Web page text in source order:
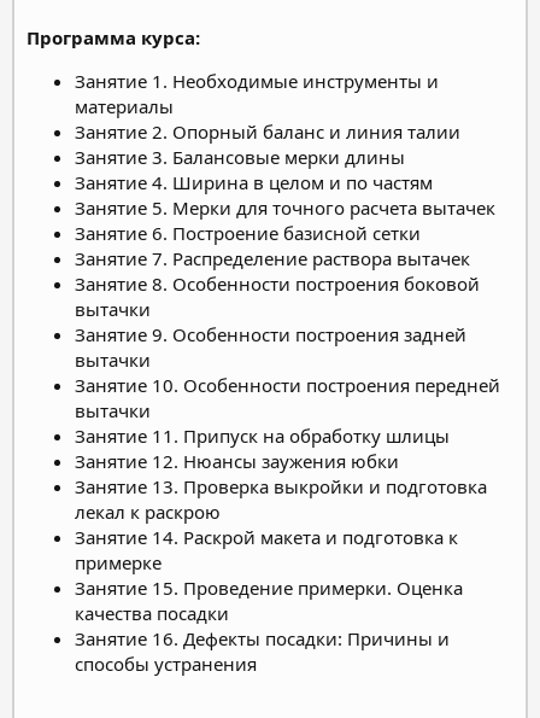
Программа курса:
Занятие 1. Необходимые инструменты и
материалы
Занятие 2. Опорный баланс и линия талии
Занятие 3. Балансовые мерки длины
Занятие 4. Ширина в целом и по частям
Занятие 5. Мерки для точного расчета вытачек
Занятие 6. Построение базисной сетки
Занятие 7. Распределение раствора вытачек
Занятие 8. Особенности построения боковой
вытачки
Занятие 9. Особенности построения задней
вытачки
Занятие 10. Особенности построения передней
вытачки
Занятие 11. Припуск на обработку шлицы
Занятие 12. Нюансы заужения юбки
Занятие 13. Проверка выкройки и подготовка
лекал к раскрою
Занятие 14. Раскрой макета и подготовка к
примерке
Занятие 15. Проведение примерки. Оценка
качества посадки
Занятие 16. Дефекты посадки: Причины и
способы устранения